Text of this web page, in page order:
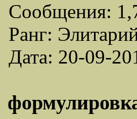
Сообщения:
Ранг:
Дата: 20-09-